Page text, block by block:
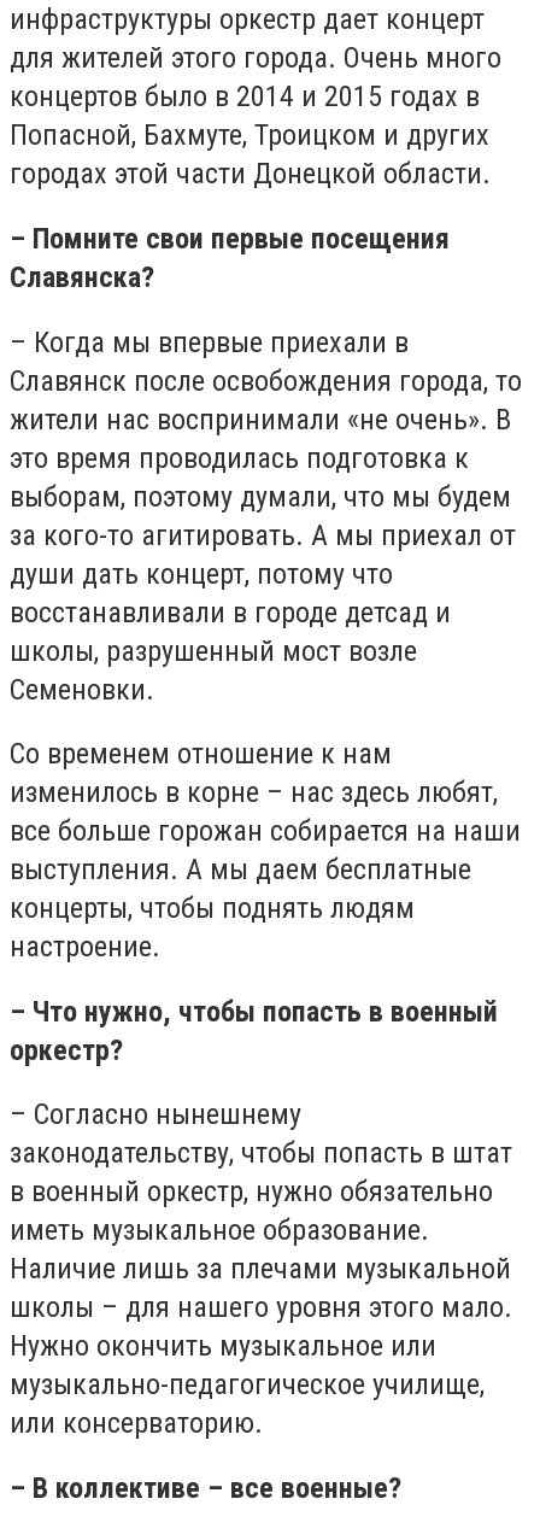
инфраструктуры оркестр дает концерт
для жителей этого города. Очень много
концертов было в 2014 и 2015 годах в
Попасной, Бахмуте, Троицком и других
городах этой части Донецкой области.
– Помните свои первые посещения
Славянска?
– Когда мы впервые приехали в
Славянск после освобождения города, то
жители нас воспринимали «не очень». В
это время проводилась подготовка к
выборам, поэтому думали, что мы будем
за кого-то агитировать. А мы приехал от
души дать концерт, потому что
восстанавливали в городе детсад и
школы, разрушенный мост возле
Семеновки.
Со временем отношение к нам
изменилось в корне – нас здесь любят,
все больше горожан собирается на наши
выступления. А мы даем бесплатные
концерты, чтобы поднять людям
настроение.
– Что нужно, чтобы попасть в военный
оркестр?
– Согласно нынешнему
законодательству, чтобы попасть в штат
в военный оркестр, нужно обязательно
иметь музыкальное образование.
Наличие лишь за плечами музыкальной
школы – для нашего уровня этого мало.
Нужно окончить музыкальное или
музыкально-педагогическое училище,
или консерваторию.
– В коллективе – все военные?